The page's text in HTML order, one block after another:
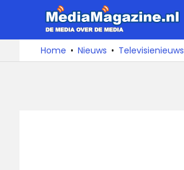
de
De
media
over
Home Nieuws Televisienieuws